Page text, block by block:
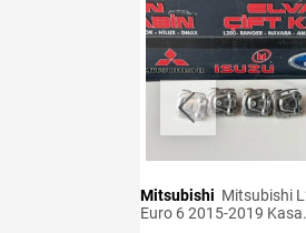
Mitsubishi
Euro 6 2015-2019 Kasa